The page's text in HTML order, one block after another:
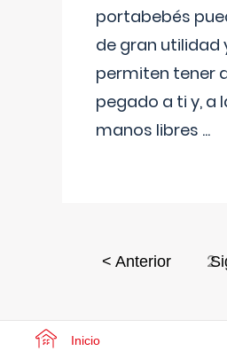
portabebés
de gran utilidad
permiten tener
pegado a ti y, a
manos libres ...
< Anterior 2
Inicio